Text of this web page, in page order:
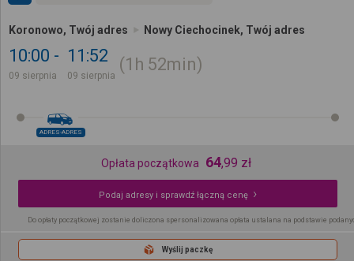
Koronowo, Twój adres Nowy Ciechocinek, Twój adres
10:00
09 sierpnia
11:52
09 sierpnia
1h 52min
ADRES-ADRES
Opłata początkowa 64,99 zł
Podaj adresy i sprawdź łączną cenę
Do opłaty początkowej zostanie doliczona spersonalizowana opłata ustalana na podstawie
Wyślij paczkę